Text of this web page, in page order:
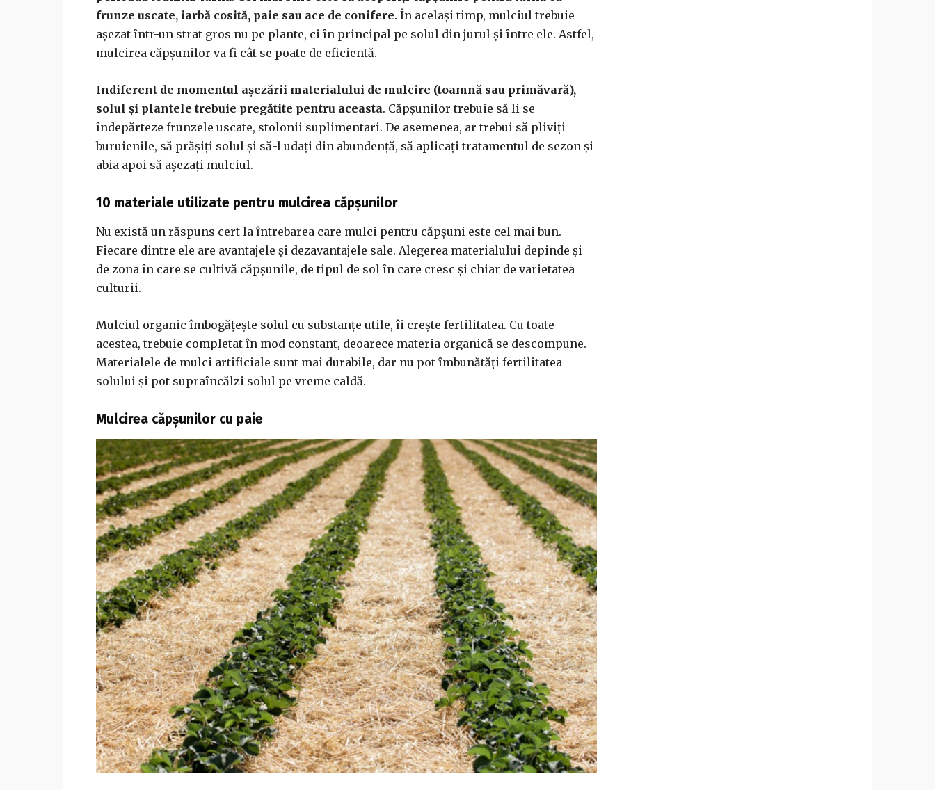
frunze uscate, iarbă cosită, paie sau ace de conifere. În același timp, mulciul trebuie
așezat într-un strat gros nu pe plante, ci în principal pe solul din jurul și între ele. Astfel,
mulcirea căpșunilor va fi cât se poate de eficientă.
Indiferent de momentul așezării materialului de mulcire (toamnă sau primăvară),
solul și plantele trebuie pregătite pentru aceasta. Căpșunilor trebuie să li se
îndepărteze frunzele uscate, stolonii suplimentari. De asemenea, ar trebui să pliviți
buruienile, să prășiți solul și să-l udați din abundență, să aplicați tratamentul de sezon și
abia apoi să așezați mulciul.
10 materiale utilizate pentru mulcirea căpșunilor
Nu există un răspuns cert la întrebarea care mulci pentru căpșuni este cel mai bun.
Fiecare dintre ele are avantajele și dezavantajele sale. Alegerea materialului depinde și
de zona în care se cultivă căpșunile, de tipul de sol în care cresc și chiar de varietatea
culturii.
Mulciul organic îmbogățește solul cu substanțe utile, îi crește fertilitatea. Cu toate
acestea, trebuie completat în mod constant, deoarece materia organică se descompune.
Materialele de mulci artificiale sunt mai durabile, dar nu pot îmbunătăți fertilitatea
solului și pot supraîncălzi solul pe vreme caldă.
Mulcirea căpșunilor cu paie